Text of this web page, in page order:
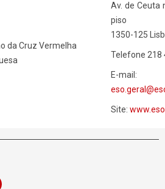
Av. de Ceuta
piso
1350-125
Telefone 218
E-mail:
Site: